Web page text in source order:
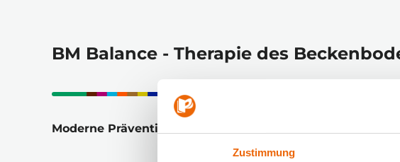
Zustimmung
BM Balance - Therapie des
Moderne Prävention & Therapie von Dysfunktionen im